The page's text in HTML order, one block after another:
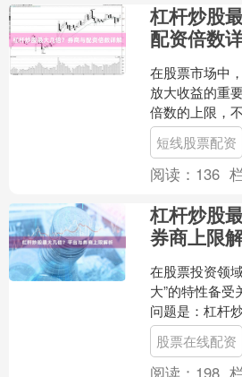
杠杆炒股
配资倍数
在股票市场中
放大收益的重
倍数的上限，
大。本文将详
资的杠杆倍数
短线股票配资
阅读： 136
杠杆炒股
券商上限
在股票投资领
大”的特性备受
问题是：杠杆
将从正规券商
在线配资，详
股票在线配资
阅读： 198